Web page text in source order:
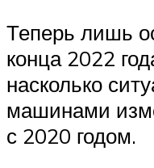
Теперь лишь
конца 2022
насколько
машинами
с 2020 годом.